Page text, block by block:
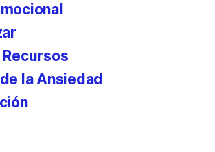
la Ansiedad